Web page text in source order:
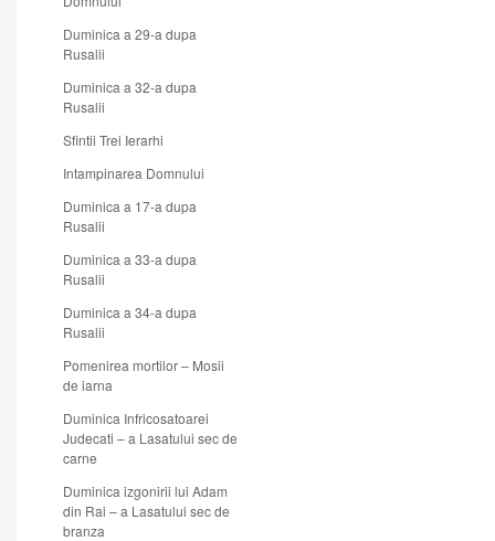
Duminica a 29-a dupa
Rusalii
Duminica a 32-a dupa
Rusalii
Sfintii Trei Ierarhi
Intampinarea Domnului
Duminica a 17-a dupa
Rusalii
Duminica a 33-a dupa
Rusalii
Duminica a 34-a dupa
Rusalii
Pomenirea mortilor – Mosii
de iarna
Duminica Infricosatoarei
Judecati – a Lasatului sec de
carne
Duminica izgonirii lui Adam
din Rai – a Lasatului sec de
branza